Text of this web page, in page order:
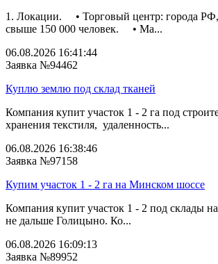
1. Локации. • Торговый центр: города РФ,
свыше 150 000 человек. • Ма...
06.08.2026 16:41:44
Заявка №94462
Куплю землю под склад тканей
Компания купит участок 1 - 2 га под
хранения текстиля, удаленность...
06.08.2026 16:38:46
Заявка №97158
Купим участок 1 - 2 га на Минском шоссе
Компания купит участок 1 - 2 под склады
не дальше Голицыно. Ко...
06.08.2026 16:09:13
Заявка №89952